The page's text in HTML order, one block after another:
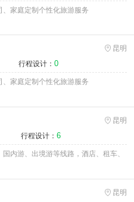
家庭定制个性化旅游服务
昆明
行程设计： 0
家庭定制个性化旅游服务
昆明
行程设计： 6
内游、出境游等线路，酒店、租车、
昆明